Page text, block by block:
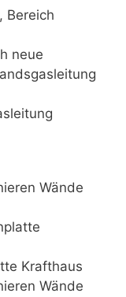
Bereich
neue
Wände
Krafthaus
Wände